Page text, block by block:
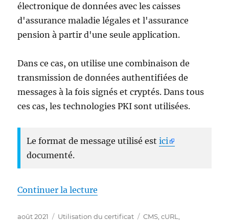
électronique de données avec les caisses
d'assurance maladie légales et l'assurance
pension à partir d'une seule application.
Dans ce cas, on utilise une combinaison de
transmission de données authentifiées de
messages à la fois signés et cryptés. Dans tous
ces cas, les technologies PKI sont utilisées.
Le format de message utilisé estici
documenté.
Continuer la lecture
Publié
août 2021 Catégories
Utilisation du certificat Étiquettes
CMS ,cURL